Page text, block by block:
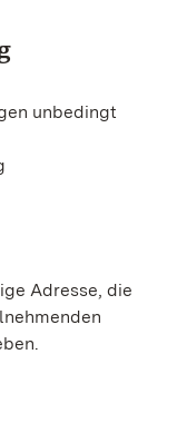
unbedingt
Adresse, die